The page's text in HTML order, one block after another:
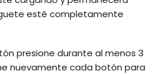
esté completamente
presione durante al menos 3
nuevamente cada botón para